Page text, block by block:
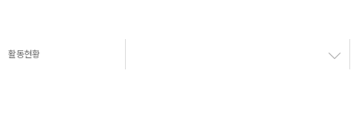
활동현황